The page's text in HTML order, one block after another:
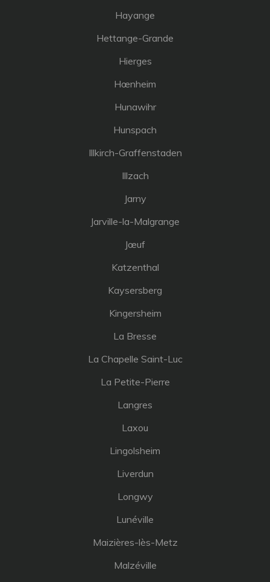
Hayange
Hettange-Grande
Hierges
Hœnheim
Hunawihr
Hunspach
Illkirch-Graffenstaden
Illzach
Jarny
Jarville-la-Malgrange
Jœuf
Katzenthal
Kaysersberg
Kingersheim
La Bresse
La Chapelle Saint-Luc
La Petite-Pierre
Langres
Laxou
Lingolsheim
Liverdun
Longwy
Lunéville
Maizières-lès-Metz
Malzéville